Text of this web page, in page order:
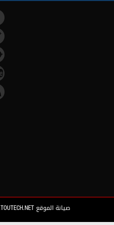
صيانة الموقع WWW.TOUTECH.NET